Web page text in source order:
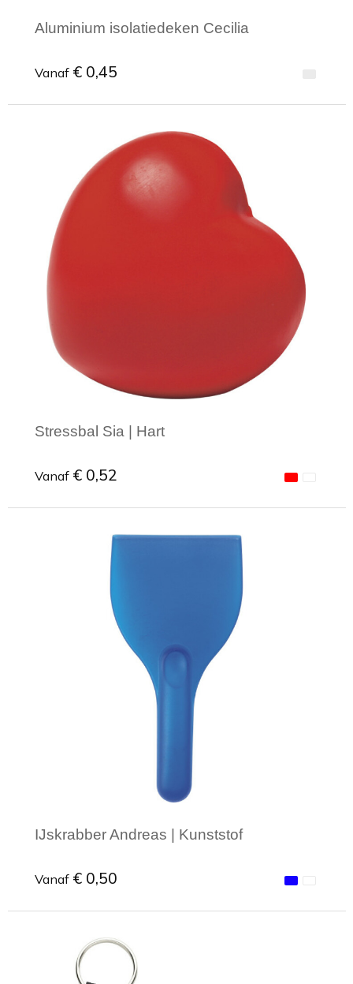
Aluminium isolatiedeken Cecilia
Vanaf € 0,45
Minimale afname: 1
Stressbal Sia | Hart
Vanaf € 0,52
Minimale afname: 1
IJskrabber Andreas | Kunststof
Vanaf € 0,50
Minimale afname: 1